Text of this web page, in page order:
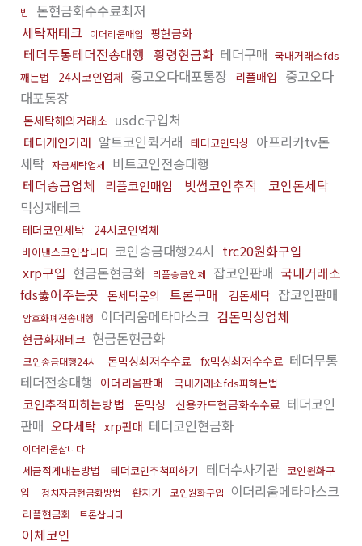
법
돈현금화수수료최저
세탁재테크
이더리움매입 핑현금화
테더무통테더전송대행 횡령현금화 테더구매 국내거래소fds
깨는법
24시코인업체 중고오다대포통장 리플매입
중고오다
대포통장
돈세탁해외거래소 usdc구입처
테더개인거래 알트코인퀵거래 테더코인믹싱
아프리카tv돈
세탁 자금세탁업체
비트코인전송대행
테더송금업체
리플코인매입 빗썸코인추적
코인돈세탁
믹싱재테크
테더코인세탁 24시코인업체
바이낸스코인삽니다 코인송금대행24시 trc20원화구입
xrp구입 현금돈현금화 리플송금업체 잡코인판매 국내거래소
fds뚫어주는곳
돈세탁문의 트론구매 검돈세탁 잡코인판매
암호화폐전송대행 이더리움메타마스크 검돈믹싱업체
현금화재테크 현금돈현금화
코인송금대행24시 돈믹싱최저수수료 fx믹싱최저수수료 테더무통
테더전송대행 이더리움판매 국내거래소fds피하는법
코인추적피하는방법 돈믹싱 신용카드현금화수수료 테더코인
판매 오다세탁 xrp판매 테더코인현금화
이더리움삽니다
세금적게내는방법 테더코인추척피하기 테더수사기관 코인원화구
입
정치자금현금화방법 환치기 코인원화구입 이더리움메타마스크
리플현금화 트론삽니다
이체코인